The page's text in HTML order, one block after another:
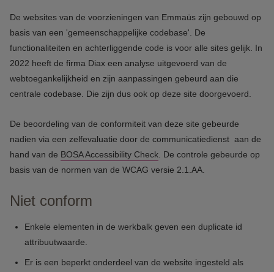
De websites van de voorzieningen van Emmaüs zijn gebouwd op
basis van een 'gemeenschappelijke codebase'. De
functionaliteiten en achterliggende code is voor alle sites gelijk. In
2022 heeft de firma Diax een analyse uitgevoerd van de
webtoegankelijkheid en zijn aanpassingen gebeurd aan die
centrale codebase. Die zijn dus ook op deze site doorgevoerd.
De beoordeling van de conformiteit van deze site gebeurde
nadien via een zelfevaluatie door de communicatiedienst aan de
hand van de BOSA Accessibility Check . De controle gebeurde op
basis van de normen van de WCAG versie 2.1.AA.
Niet conform
Enkele elementen in de werkbalk geven een duplicate id
attribuutwaarde.
Er is een beperkt onderdeel van de website ingesteld als